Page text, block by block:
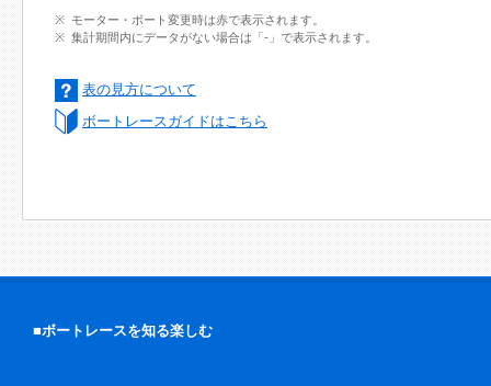
モーター・ボート変更時は赤で表示されます。
集計期間内にデータがない場合は「-」で表示されます。
表の見方について
ボートレースガイドはこちら
■ボートレースを知る楽しむ